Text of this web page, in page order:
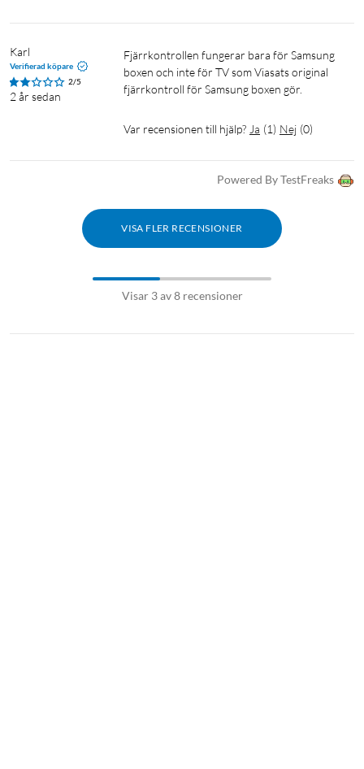
Karl
Verifierad köpare
2/5
2 år sedan
Fjärrkontrollen fungerar bara för Samsung
boxen och inte för TV som Viasats original
fjärrkontroll för Samsung boxen gör.
Var recensionen till hjälp? Ja (1) Nej (0)
Powered By TestFreaks
VISA FLER RECENSIONER
Visar 3 av 8 recensioner